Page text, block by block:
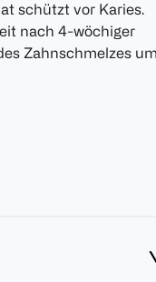
schützt vor Karies.
nach 4-wöchiger
Zahnschmelzes